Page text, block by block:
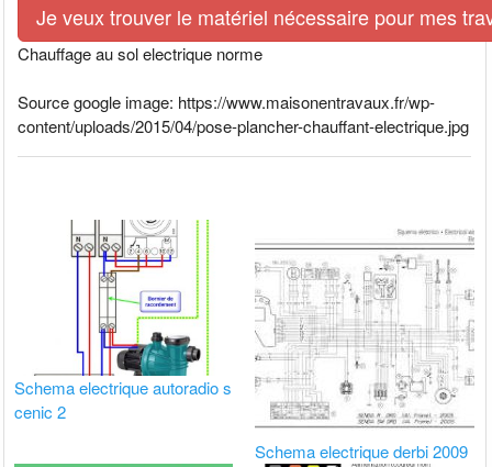
Je veux trouver le matériel nécessaire pour mes
Chauffage au sol electrique norme
Source google image: https://www.maisonentravaux.fr/wp-
content/uploads/2015/04/pose-plancher-chauffant-electrique.jpg
Schema electrique autoradio s
cenic 2
Schema electrique derbi 2009